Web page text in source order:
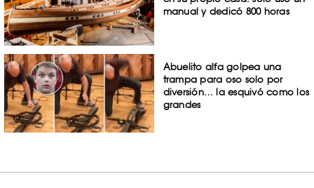
manual y dedicó 800 horas
Abuelito alfa golpea una
trampa para oso solo por
diversión… la esquivó como los
grandes